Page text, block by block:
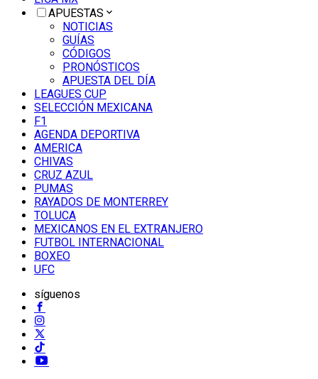
APUESTAS
NOTICIAS
GUÍAS
CÓDIGOS
PRONÓSTICOS
APUESTA DEL DÍA
LEAGUES CUP
SELECCIÓN MEXICANA
F1
AGENDA DEPORTIVA
AMERICA
CHIVAS
CRUZ AZUL
PUMAS
RAYADOS DE MONTERREY
TOLUCA
MEXICANOS EN EL EXTRANJERO
FUTBOL INTERNACIONAL
BOXEO
UFC
síguenos